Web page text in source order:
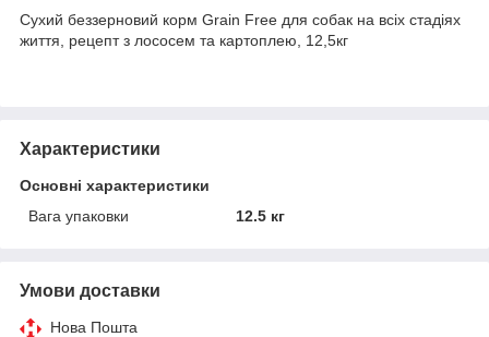
Сухий беззерновий корм Grain Free для собак на всіх стадіях
життя, рецепт з лососем та картоплею, 12,5кг
Характеристики
Основні характеристики
Вага упаковки
12.5 кг
Умови доставки
Нова Пошта